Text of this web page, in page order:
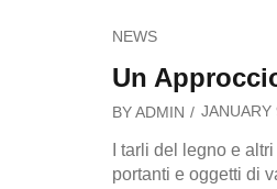
NEWS
Un
BYADMIN JANUARY
I tarli del legno e
portanti e oggetti di